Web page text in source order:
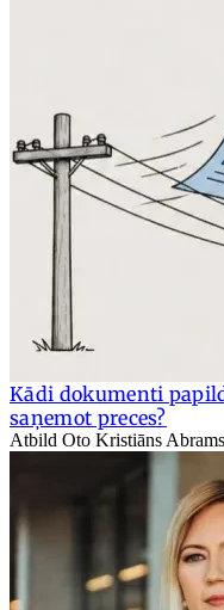
Kādi dokumenti
saņemot preces?
Atbild Oto Kristiāns Abrams